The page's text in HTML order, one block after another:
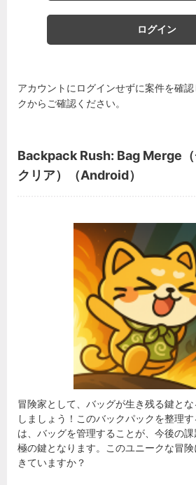
ログイン
アカウントにログインせずに案件を確
クからご確認ください。
Backpack Rush: Bag Merge
クリア）（Android）
冒険家として、バッグが生き残る鍵と
しましょう！このバックパックを整理
は、バッグを管理することが、今後の
極の鍵となります。このユニークな冒
きていますか？